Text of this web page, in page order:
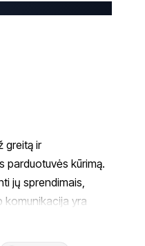
greitą ir
parduotuvės kūrimą.
jų sprendimais,
komunikacija yra
kūrimo iki